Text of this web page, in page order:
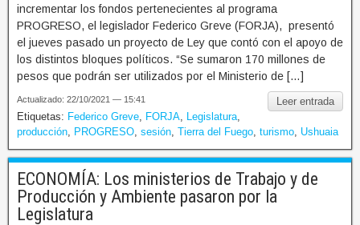
incrementar los fondos pertenecientes al programa
PROGRESO, el legislador Federico Greve (FORJA), presentó
el jueves pasado un proyecto de Ley que contó con el apoyo de
los distintos bloques políticos. “Se sumaron 170 millones de
pesos que podrán ser utilizados por el Ministerio de […]
Leer entrada
Actualizado: 22/10/2021 — 15:41
Etiquetas: Federico Greve FORJA Legislatura
producción
PROGRESO sesión Tierra del Fuego turismo Ushuaia
ECONOMÍA: Los ministerios de Trabajo y de
Producción y Ambiente pasaron por la
Legislatura